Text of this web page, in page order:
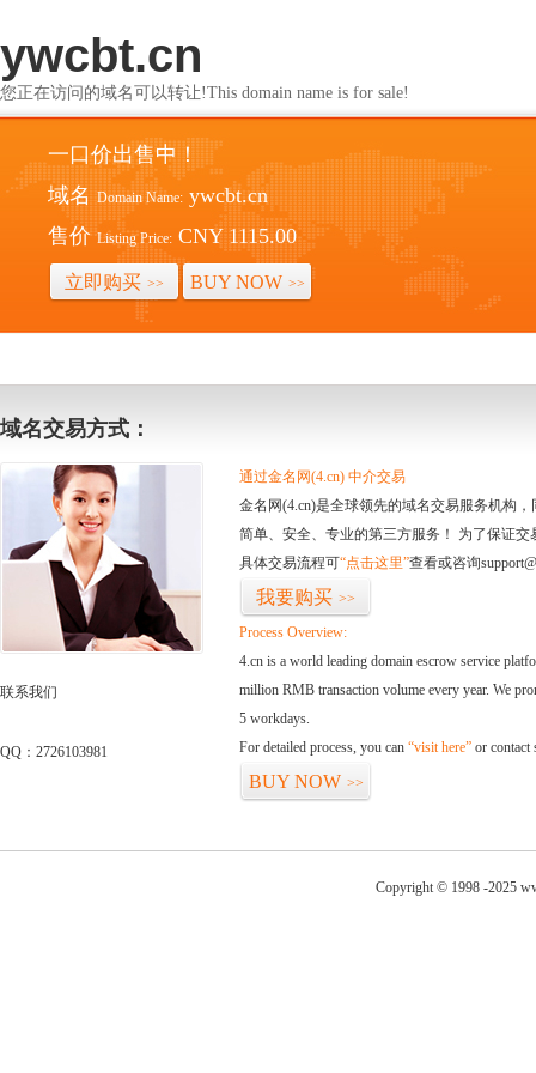
ywcbt.cn
您正在访问的域名可以转让!This domain name is for sale!
一口价出售中！
域名 Domain Name: ywcbt.cn
售价 Listing Price: CNY 1115.00
立即购买 >> BUY NOW >>
域名交易方式：
联系我们
QQ：2726103981
通过金名网(4.cn) 中介交易
金名网(4.cn)是全球领先的域名交易服务机构
简单、安全、专业的第三方服务！ 为了保证
具体交易流程可“点击这里”查看或咨询
我要购买 >>
Process Overview:
4.cn is a world leading domain escrow service
million RMB transaction volume every year. We
5 workdays.
For detailed process, you can “visit here” or contact
BUY NOW >>
Copyright © 1998 -2025